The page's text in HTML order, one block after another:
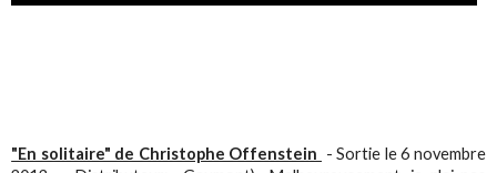
"En solitaire" de Christophe Offenstein - Sortie le 6 novembre